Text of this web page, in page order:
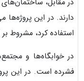
دارند. در این پروژه‌ها
استفاده کرد، مشروط
در خوابگاه‌ها و
فشرده است. در این